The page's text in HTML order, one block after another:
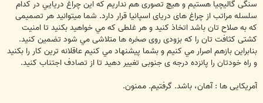
سنگی گاليچیا هستيم و هيچ تصوری هم نداريم که اين چراغ دريايي در کدام
سلسله مراتب از چراغ های دريای اسپانيا قرار دارد. شما ميتوانيد هر تصمیمی
که به صلاح تان باشد اتخاذ کنيد و هر غلطی که مي خواهيد بکنيد تا امنيت
کشتی کثافت تان را که بزودی روی صخره ها متلاشی مي شود تضمين کنيد.
بنابراين بازهم اصرار مي کنيم و بشما پيشنهاد مي کنيم عاقلانه ترين کار را بکنيد
و راه خودتان را پانزده درجه ی جنوبی تغيير دهيد تا از تصادف اجتناب کنيد.
آمریکایی ها : آهان، باشد. گرفتيم. ممنون.